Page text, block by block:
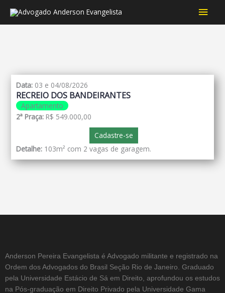
Data: 03 e 04/08/2026
RECREIO DOS BANDEIRANTES
Apartamento
2ª Praça: R$ 549.000,00
Cadastre-se
Detalhe: 103m² com 2 vagas de garagem.
Anderson Pereira Evangelista é Advogado militante e registrado na
Ordem dos Advogados do Brasil Seção Rio de Janeiro. Graduado
pela Universidade Estácio de Sá em Direito, aprofundou os estudos
na Pós-graduação em Direito Privado pela Universidade Gama